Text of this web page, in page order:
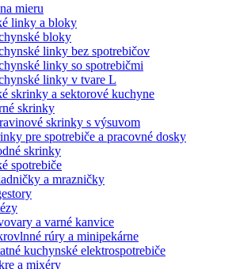
mieru
linky a bloky
bloky
linky bez spotrebičov
linky so spotrebičmi
linky v tvare L
skrinky a sektorové kuchyne
skrinky
skrinky s výsuvom
pre spotrebiče a pracovné dosky
skrinky
spotrebiče
a mrazničky
a varné kanvice
rúry a minipekárne
kuchynské elektrospotrebiče
a mixéry